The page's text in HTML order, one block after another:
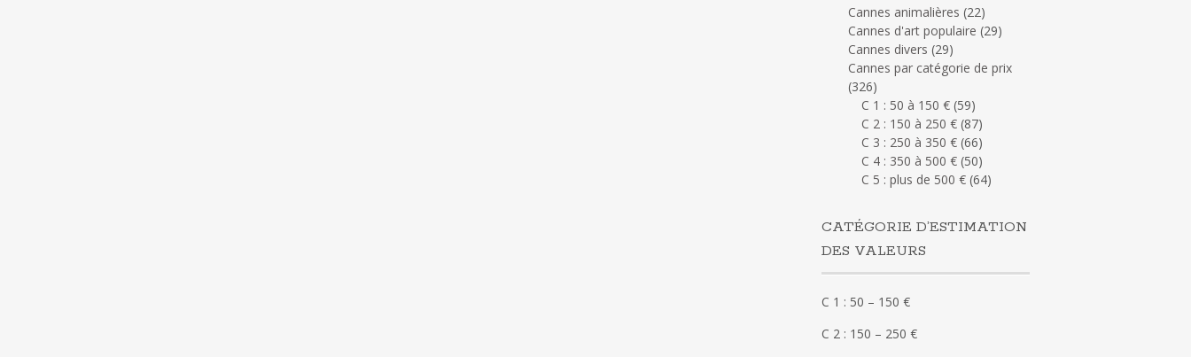
Cannes animalières (22)
Cannes d'art populaire (29)
Cannes divers (29)
Cannes par catégorie de prix
(326)
C 1 : 50 à 150 € (59)
C 2 : 150 à 250 € (87)
C 3 : 250 à 350 € (66)
C 4 : 350 à 500 € (50)
C 5 : plus de 500 € (64)
CATÉGORIE D’ESTIMATION
DES VALEURS
C 1 : 50 – 150 €
C 2 : 150 – 250 €